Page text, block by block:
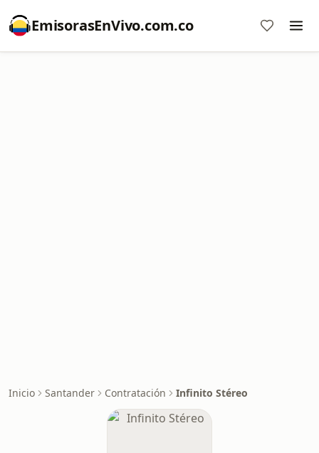
EmisorasEnVivo.com.co
Inicio Santander Contratación Infinito Stéreo